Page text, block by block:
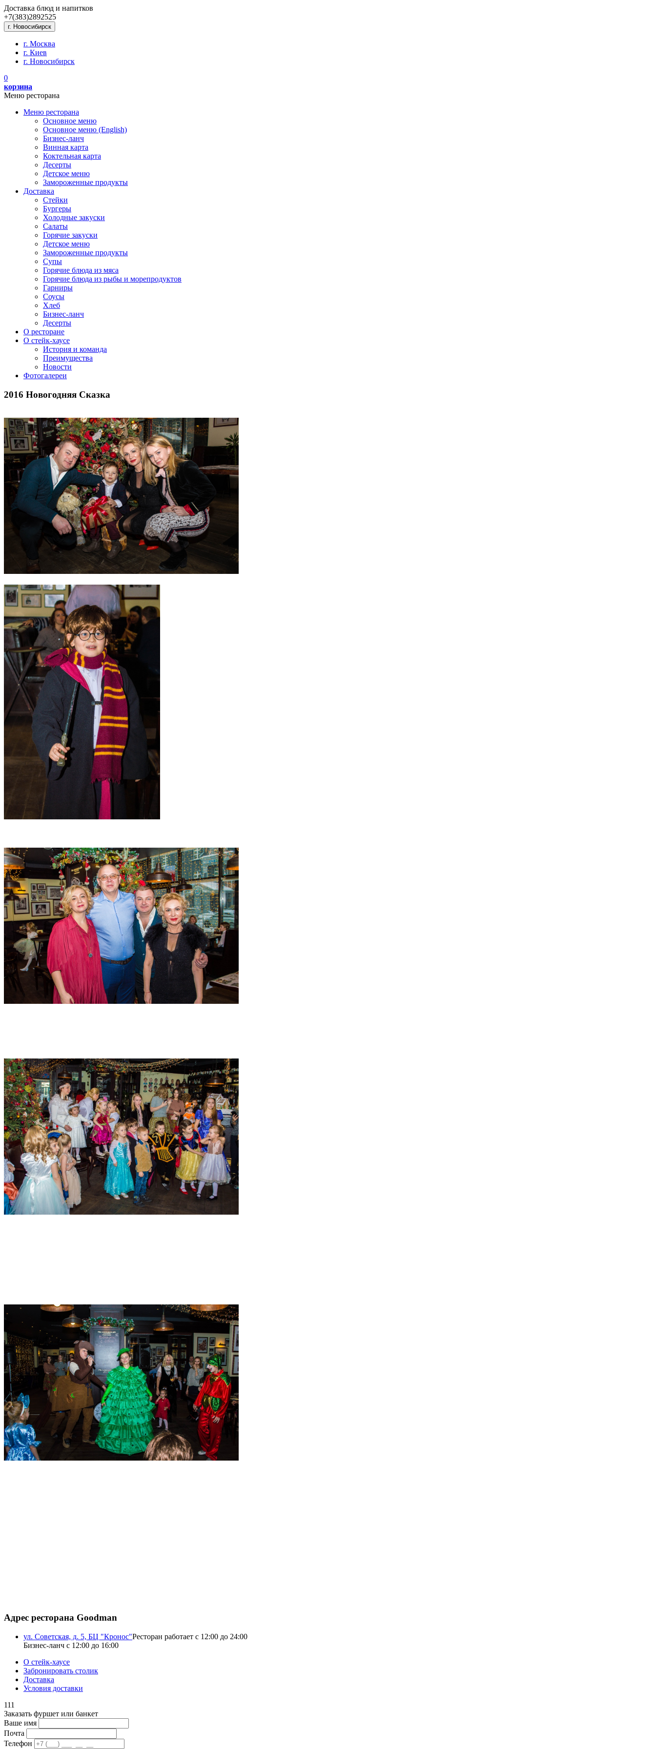
Доставка блюд и напитков
+7(383)2892525
г. Новосибирск
г. Москва
г. Киев
г. Новосибирск
0
корзина
Меню ресторана
Меню ресторана
Основное меню
Основное меню (English)
Бизнес-ланч
Винная карта
Коктельная карта
Десерты
Детское меню
Замороженные продукты
Доставка
Стейки
Бургеры
Холодные закуски
Салаты
Горячие закуски
Детское меню
Замороженные продукты
Супы
Горячие блюда из мяса
Горячие блюда из рыбы и морепродуктов
Гарниры
Соусы
Хлеб
Бизнес-ланч
Десерты
О ресторане
О стейк-хаусе
История и команда
Преимущества
Новости
Фотогалереи
2016 Новогодняя Сказка
Адрес ресторана Goodman
ул. Советская, д. 5, БЦ "Кронос"Ресторан работает с 12:00 до 24:00
Бизнес-ланч с 12:00 до 16:00
О стейк-хаусе
Забронировать столик
Доставка
Условия доставки
111
Заказать фуршет или банкет
Ваше имя
Почта
Телефон